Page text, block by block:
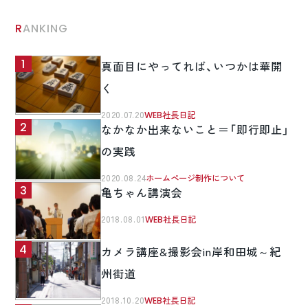
RANKING
真面目にやってれば、いつかは華開
く
2020.07.20WEB社長日記
なかなか出来ないこと＝「即行即止」
の実践
2020.08.24ホームページ制作について
亀ちゃん講演会
2018.08.01WEB社長日記
カメラ講座&撮影会in岸和田城～紀
州街道
2018.10.20WEB社長日記